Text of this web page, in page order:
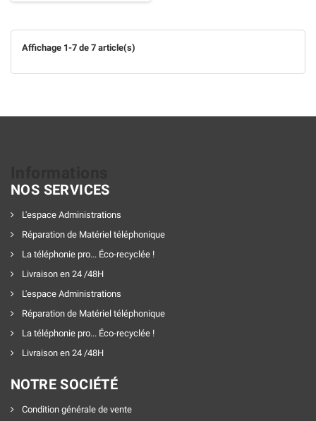
Affichage 1-7 de 7 article(s)
NOS SERVICES
L'espace Administrations
Réparation de Matériel téléphonique
La téléphonie pro... Éco-recyclée !
Livraison en 24 /48H
L'espace Administrations
Réparation de Matériel téléphonique
La téléphonie pro... Éco-recyclée !
Livraison en 24 /48H
NOTRE SOCIÉTÉ
Condition générale de vente